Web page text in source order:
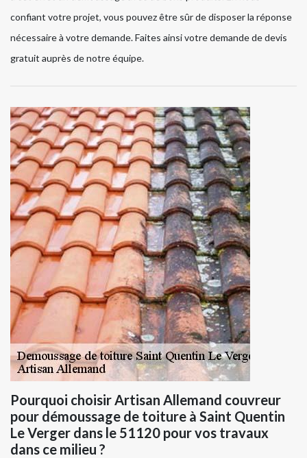
confiant votre projet, vous pouvez être sûr de disposer la réponse
nécessaire à votre demande. Faites ainsi votre demande de devis
gratuit auprès de notre équipe.
Pourquoi choisir Artisan Allemand couvreur
pour démoussage de toiture à Saint Quentin
Le Verger dans le 51120 pour vos travaux
dans ce milieu ?